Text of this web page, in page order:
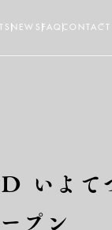
NEWS FAQ CONTACT
いよ
プン